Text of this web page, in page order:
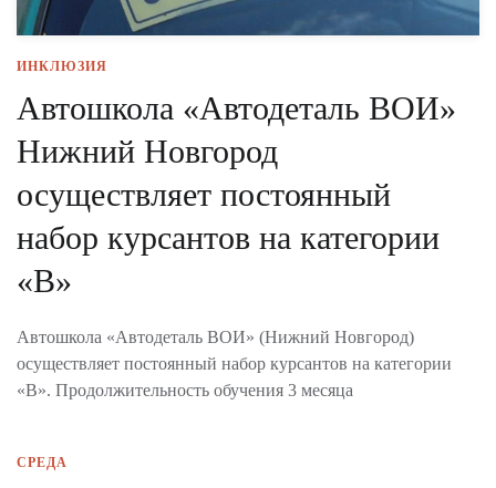
ИНКЛЮЗИЯ
Автошкола «Автодеталь ВОИ»
Нижний Новгород
осуществляет постоянный
набор курсантов на категории
«В»
Автошкола «Автодеталь ВОИ» (Нижний Новгород)
осуществляет постоянный набор курсантов на категории
«В». Продолжительность обучения 3 месяца
СРЕДА